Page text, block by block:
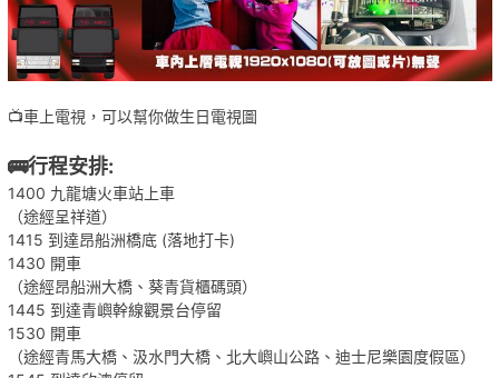
📺車上電視，可以幫你做生日電視圖
🚌行程安排:
1400 九龍塘火車站上車
（途經呈祥道）
1415 到達昂船洲橋底 (落地打卡)
1430 開車
（途經昂船洲大橋、葵青貨櫃碼頭）
1445 到達青嶼幹線觀景台停留
1530 開車
（途經青馬大橋、汲水門大橋、北大嶼山公路、迪士尼樂園度假區）